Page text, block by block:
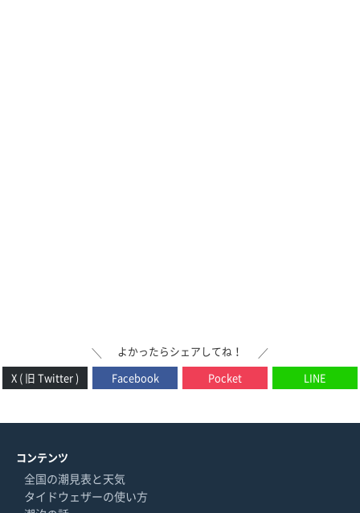
＼ よかったらシェアしてね！
／
X ( 旧 Twitter )
Facebook Pocket LINE
コンテンツ
全国の潮見表と天気
タイドウェザーの使い方